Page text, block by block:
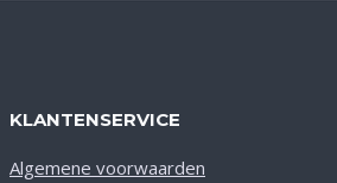
KLANTENSERVICE
Algemene voorwaarden